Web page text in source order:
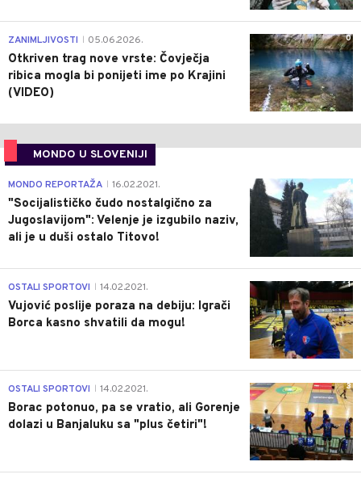
0
ZANIMLJIVOSTI 05.06.2026.
Otkriven trag nove vrste: Čovječja
ribica mogla bi ponijeti ime po Krajini
(VIDEO)
MONDO U SLOVENIJI
4
MONDO REPORTAŽA 16.02.2021.
"Socijalističko čudo nostalgično za
Jugoslavijom": Velenje je izgubilo naziv,
ali je u duši ostalo Titovo!
1
OSTALI SPORTOVI 14.02.2021.
Vujović poslije poraza na debiju: Igrači
Borca kasno shvatili da mogu!
3
OSTALI SPORTOVI 14.02.2021.
Borac potonuo, pa se vratio, ali Gorenje
dolazi u Banjaluku sa "plus četiri"!